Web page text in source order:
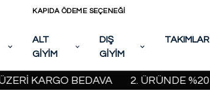
KAPIDA ÖDEME SEÇENEĞİ
ALT
GİYİM
DIŞ
GİYİM
TAKIMLAR
BEDAVA 2. ÜRÜNDE %20